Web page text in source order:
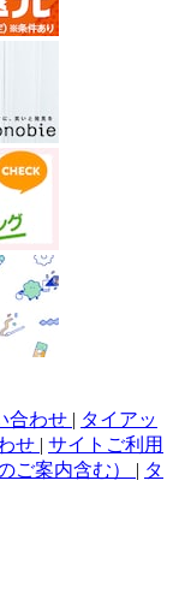
合わせ | タイアッ
せ | サイトご利用
ご案内含む） | タ